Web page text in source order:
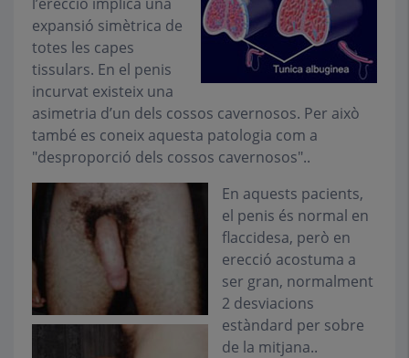
expansió simètrica de
totes les capes
tissulars. En el penis
incurvat existeix una
asimetria d’un dels cossos cavernosos. Per això
també es coneix aquesta patologia com a
"desproporció dels cossos cavernosos"..
En aquests pacients,
el penis és normal en
flaccidesa, però en
erecció acostuma a
ser gran, normalment
2 desviacions
estàndard per sobre
de la mitjana..